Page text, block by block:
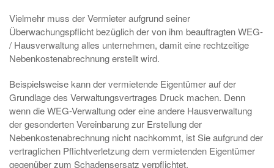
Vielmehr muss der Vermieter aufgrund seiner
Überwachungspflicht bezüglich der von ihm beauftragten WEG-
/ Hausverwaltung alles unternehmen, damit eine rechtzeitige
Nebenkostenabrechnung erstellt wird.
Beispielsweise kann der vermietende Eigentümer auf der
Grundlage des Verwaltungsvertrages Druck machen. Denn
wenn die WEG-Verwaltung oder eine andere Hausverwaltung
der gesonderten Vereinbarung zur Erstellung der
Nebenkostenabrechnung nicht nachkommt, ist Sie aufgrund der
vertraglichen Pflichtverletzung dem vermietenden Eigentümer
gegenüber zum Schadensersatz verpflichtet.